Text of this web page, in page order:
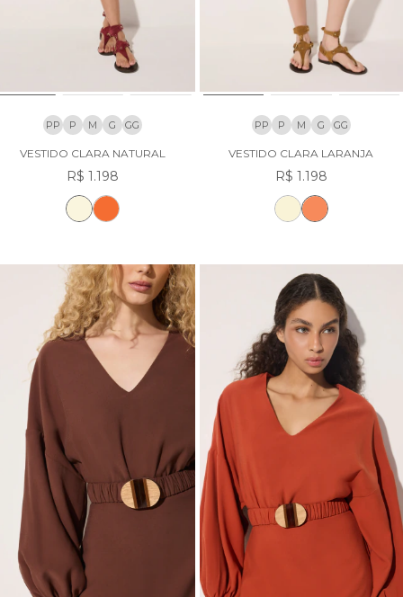
PP P M G GG
VESTIDO CLARA NATURAL
R$ 1.198
PP P M G GG
VESTIDO CLARA LARANJA
R$ 1.198